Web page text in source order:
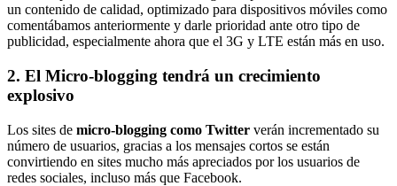
un contenido de calidad, optimizado para dispositivos móviles como
comentábamos anteriormente y darle prioridad ante otro tipo de
publicidad, especialmente ahora que el 3G y LTE están más en uso.
2. El Micro-blogging tendrá un crecimiento
explosivo
Los sites de micro-blogging como Twitter verán incrementado su
número de usuarios, gracias a los mensajes cortos se están
convirtiendo en sites mucho más apreciados por los usuarios de
redes sociales, incluso más que Facebook.